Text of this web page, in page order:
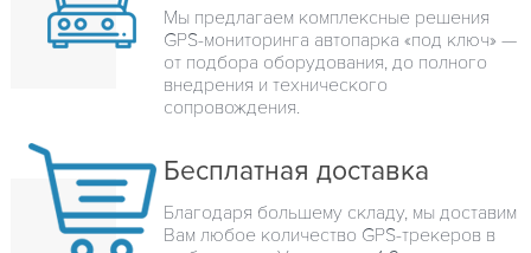
Мы предлагаем комплексные решения
GPS-мониторинга автопарка «под ключ» —
от подбора оборудования, до полного
внедрения и технического
сопровождения.
Бесплатная доставка
Благодаря большему складу, мы доставим
Вам любое количество GPS-трекеров в